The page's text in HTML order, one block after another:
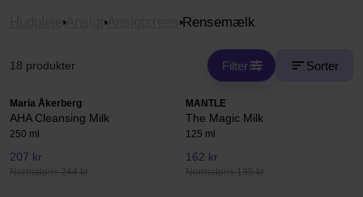
Ansigt Ansigtsrens Rensemælk
18 produkter Filter Sorter
Maria Åkerberg
AHA Cleansing Milk
250 ml
207 kr
Normalpris 244 kr
MANTLE
The Magic Milk
125 ml
162 kr
Normalpris 195 kr